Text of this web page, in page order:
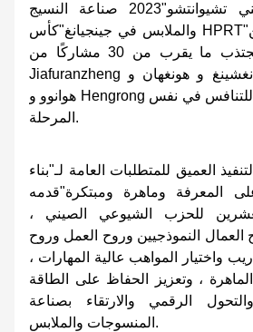
المهنية -"المد الوطني تشيوانتشو"2023 صناعة النسيج
والملابس في جينجيانغ"كأس HPRT"مسابقة مهارات تلوين
الطباعة الرقمية ، تجتذب ما يقرب من 30 مشاركًا من
Jiafuranzheng و شيانغشينغ و هونغهان و Chuangjie و
هوانوو و Hengrong وغيرها من الشركات للتنافس في نفس
المرحلة.
العميق للمتطلبات العامة لـ"بناء
المعرفة وماهرة ومبتكرة"قدمه
للحزب الشيوعي الصيني ،
النموذجيين وروح العمل وروح
واختيار المواهب عالية المهارات ،
، وتعزيز الحفاظ على الطاقة
الرقمي والارتقاء بصناعة
المنسوجات والملابس.